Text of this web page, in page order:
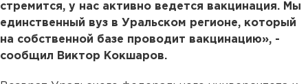
стремится, у нас активно ведется вакцинация. Мы
единственный вуз в Уральском регионе, который
на собственной базе проводит вакцинацию», -
сообщил Виктор Кокшаров.